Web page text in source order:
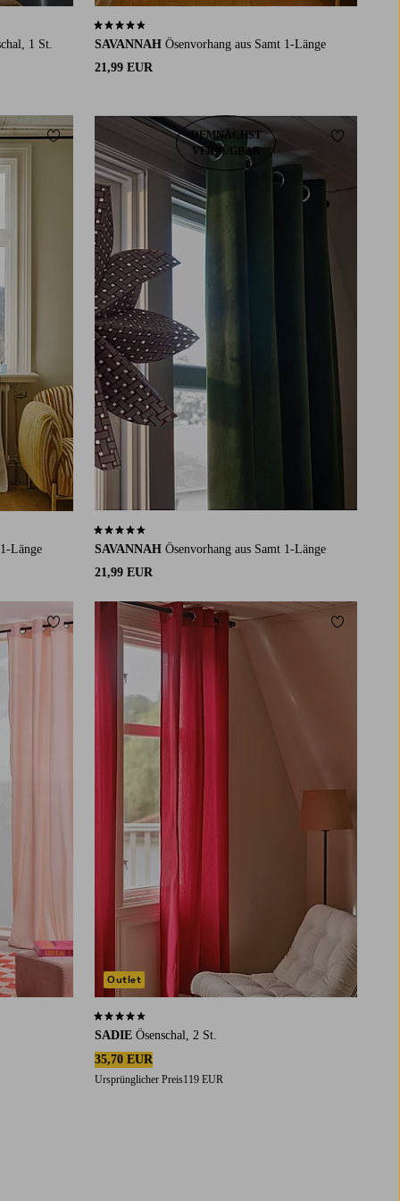
1 St.
SAVANNAH Ösenvorhang aus Samt 1-Länge
21,99 EUR
4,6 basierend auf 40 Bewertungen
Länge
Zu Favoriten hinzufügen
SAVANNAH Ösenvorhang aus Samt 1-Länge
21,99 EUR
4,6 basierend auf 40 Bewertungen
DEMNÄCHST
VERFÜGBAR
Zu
220 300
Zu Favoriten hinzufügen
SADIE Ösenschal, 2 St.
35,70 EUR
Ursprünglicher Preis119 EUR
3,9 basierend auf 19 Bewertungen
Outlet
Zu
250300